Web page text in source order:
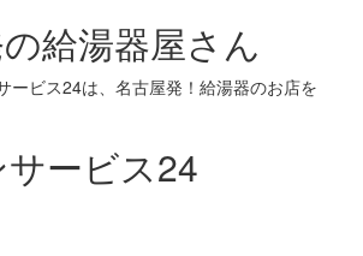
給湯器屋さん
ービス24は、名古屋発！給湯器のお店を
ービス24